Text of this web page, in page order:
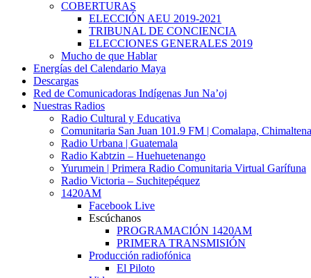
COBERTURAS
ELECCIÓN AEU 2019-2021
TRIBUNAL DE CONCIENCIA
ELECCIONES GENERALES 2019
Mucho de que Hablar
Energías del Calendario Maya
Descargas
Red de Comunicadoras Indígenas Jun Na’oj
Nuestras Radios
Radio Cultural y Educativa
Comunitaria San Juan 101.9 FM | Comalapa,
Radio Urbana | Guatemala
Radio Kabtzin – Huehuetenango
Yurumein | Primera Radio Comunitaria Virtual Garífuna
Radio Victoria – Suchitepéquez
1420AM
Facebook Live
Escúchanos
PROGRAMACIÓN 1420AM
PRIMERA TRANSMISIÓN
Producción radiofónica
El Piloto